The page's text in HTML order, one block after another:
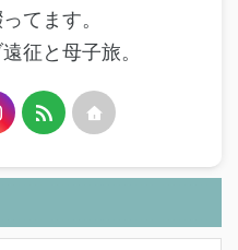
てます。
征と母子旅。